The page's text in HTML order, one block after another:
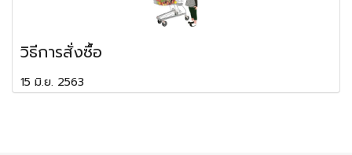
วิธีการสั่งซื้อ
15 มิ.ย. 2563